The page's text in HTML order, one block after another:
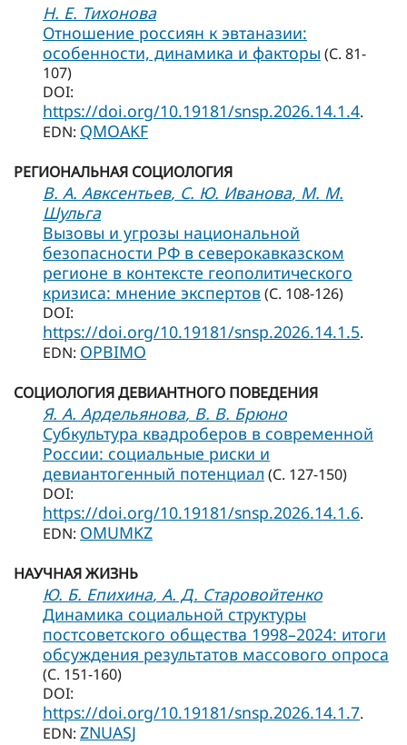
Н. Е. Тихонова
Отношение россиян к эвтаназии:
особенности, динамика и факторы (С. 81-
107)
DOI:
https://doi.org/10.19181/snsp.2026.14.1.4.
EDN: QMOAKF
РЕГИОНАЛЬНАЯ СОЦИОЛОГИЯ
В. А. Авксентьев, С. Ю. Иванова, М. М.
Шульга
Вызовы и угрозы национальной
безопасности РФ в северокавказском
регионе в контексте геополитического
кризиса: мнение экспертов(С. 108-126)
DOI:
https://doi.org/10.19181/snsp.2026.14.1.5.
EDN: OPBIMO
СОЦИОЛОГИЯ ДЕВИАНТНОГО ПОВЕДЕНИЯ
Я. А. Ардельянова, В. В. Брюно
Субкультура квадроберов в современной
России: социальные риски и
девиантогенный потенциал (С. 127-150)
DOI:
https://doi.org/10.19181/snsp.2026.14.1.6.
EDN: OMUMKZ
НАУЧНАЯ ЖИЗНЬ
Ю. Б. Епихина, А. Д. Старовойтенко
Динамика социальной структуры
постсоветского общества 1998–2024: итоги
обсуждения результатов массового опроса
(С. 151-160)
DOI:
https://doi.org/10.19181/snsp.2026.14.1.7.
EDN: ZNUASJ